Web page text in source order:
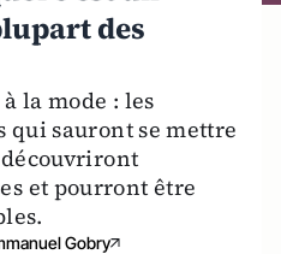
des
la mode : les
qui sauront se mettre
et pourront être
Gobry